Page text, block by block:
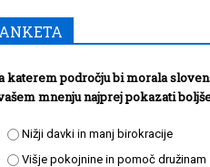
katerem področju bi morala
mnenju najprej pokazati
Nižji davki in manj birokracije
Višje pokojnine in pomoč družinam